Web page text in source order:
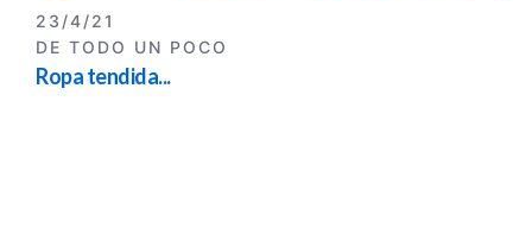
23/4/21
DE TODO UN POCO
Ropa tendida...